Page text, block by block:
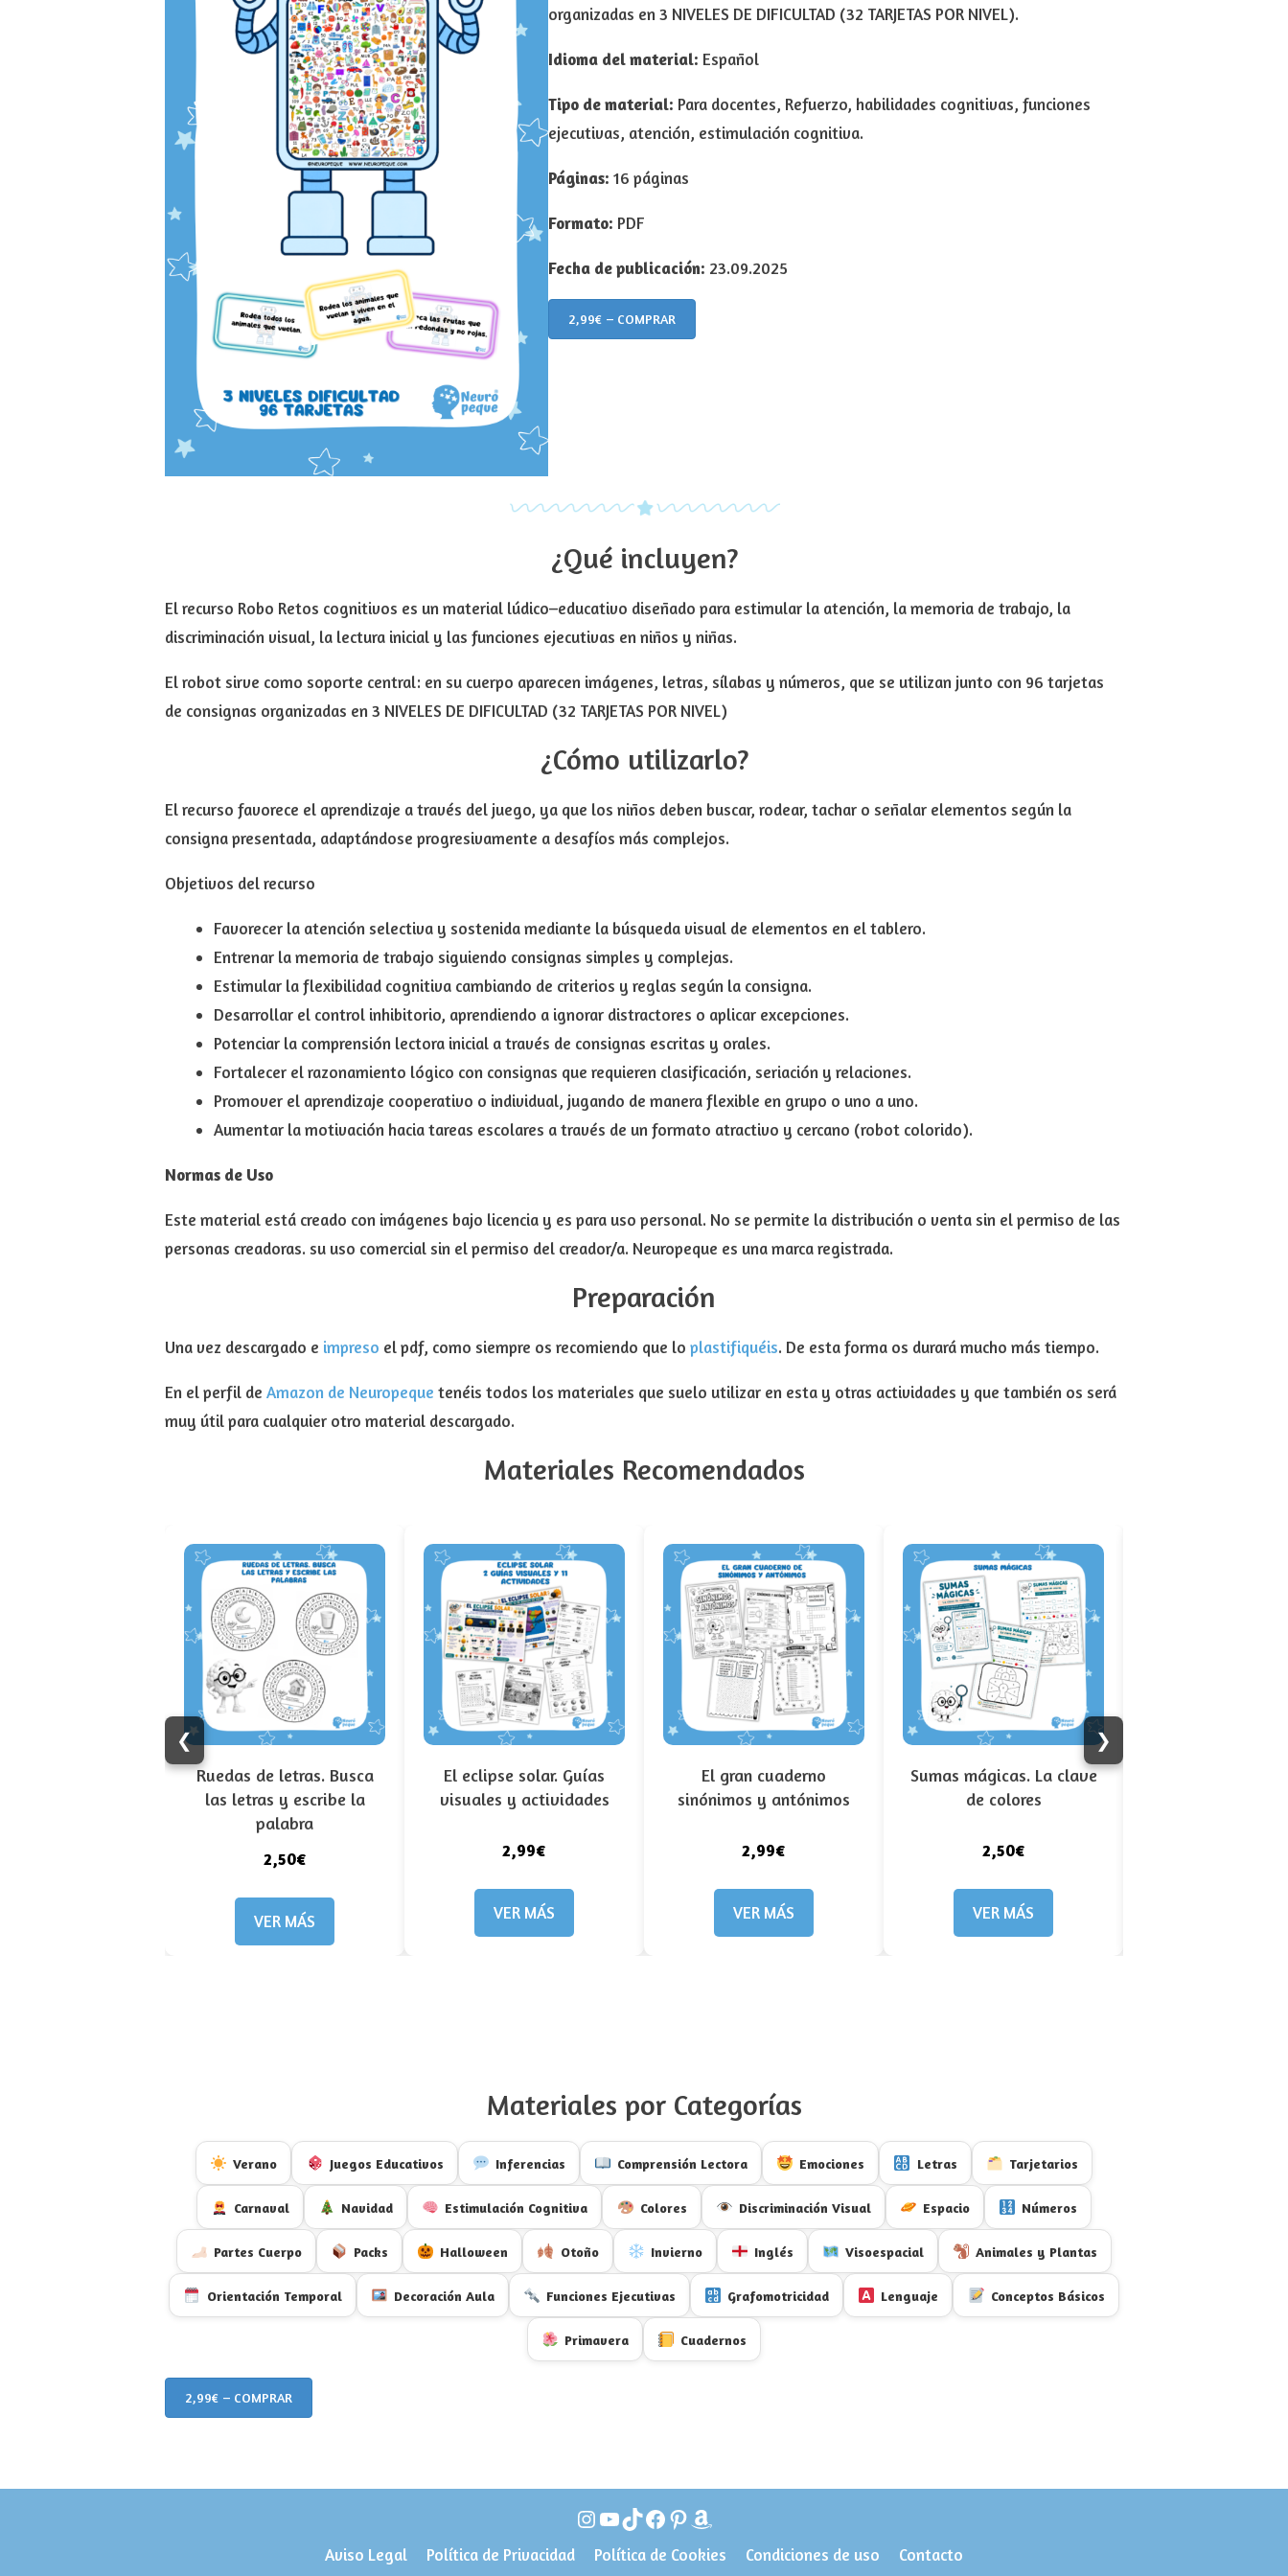
organizadas en 3 NIVELES DE DIFICULTAD (32 TARJETAS POR NIVEL).
Idioma del material: Español
Tipo de material: Para docentes, Refuerzo, habilidades cognitivas, funciones
ejecutivas, atención, estimulación cognitiva.
Páginas: 16 páginas
Formato: PDF
Fecha de publicación: 23.09.2025
2,99€ – COMPRAR
¿Qué incluyen?
El recurso Robo Retos cognitivos es un material lúdico–educativo diseñado para estimular la atención, la memoria de trabajo, la
discriminación visual, la lectura inicial y las funciones ejecutivas en niños y niñas.
El robot sirve como soporte central: en su cuerpo aparecen imágenes, letras, sílabas y números, que se utilizan junto con 96 tarjetas
de consignas organizadas en 3 NIVELES DE DIFICULTAD (32 TARJETAS POR NIVEL)
¿Cómo utilizarlo?
El recurso favorece el aprendizaje a través del juego, ya que los niños deben buscar, rodear, tachar o señalar elementos según la
consigna presentada, adaptándose progresivamente a desafíos más complejos.
Objetivos del recurso
Favorecer la atención selectiva y sostenida mediante la búsqueda visual de elementos en el tablero.
Entrenar la memoria de trabajo siguiendo consignas simples y complejas.
Estimular la flexibilidad cognitiva cambiando de criterios y reglas según la consigna.
Desarrollar el control inhibitorio, aprendiendo a ignorar distractores o aplicar excepciones.
Potenciar la comprensión lectora inicial a través de consignas escritas y orales.
Fortalecer el razonamiento lógico con consignas que requieren clasificación, seriación y relaciones.
Promover el aprendizaje cooperativo o individual, jugando de manera flexible en grupo o uno a uno.
Aumentar la motivación hacia tareas escolares a través de un formato atractivo y cercano (robot colorido).
Normas de Uso
Este material está creado con imágenes bajo licencia y es para uso personal. No se permite la distribución o venta sin el permiso de las
personas creadoras. su uso comercial sin el permiso del creador/a. Neuropeque es una marca registrada.
Preparación
Una vez descargado e impreso el pdf, como siempre os recomiendo que lo plastifiquéis. De esta forma os durará mucho más tiempo.
En el perfil de Amazon de Neuropeque tenéis todos los materiales que suelo utilizar en esta y otras actividades y que también os será
muy útil para cualquier otro material descargado.
Materiales Recomendados
❮
Ruedas de letras. Busca
las letras y escribe la
palabra
2,50€
VER MÁS
El eclipse solar. Guías
visuales y actividades
2,99€
VER MÁS
El gran cuaderno
sinónimos y antónimos
2,99€
VER MÁS
Sumas mágicas. La clave
de colores
2,50€
VER MÁS
❯
Materiales por Categorías
Verano Juegos Educativos Inferencias Comprensión Lectora Emociones Letras Tarjetarios
Carnaval Navidad Estimulación Cognitiva Colores Discriminación Visual Espacio Números
Partes Cuerpo Packs Halloween Otoño Invierno Inglés Visoespacial Animales y Plantas
Orientación Temporal Decoración Aula Funciones Ejecutivas Grafomotricidad Lenguaje Conceptos Básicos
Primavera Cuadernos
2,99€ – COMPRAR
Instagram
YouTube
TikTok
Facebook
Pinterest
Amazon
Aviso Legal Política de Privacidad Política de Cookies Condiciones de uso Contacto